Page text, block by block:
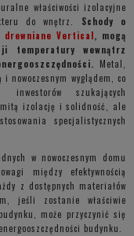
właściwości izolacyjne
do wnętrz. Schody o
drewniane Vertical, mogą
temperatury wewnątrz
Metal,
nowoczesnym wyglądem, co
szukających
izolację i solidność, ale
specjalistycznych
w nowoczesnym domu
między efektywnością
z dostępnych materiałów
jeśli zostanie właściwie
może przyczynić się
budynku.